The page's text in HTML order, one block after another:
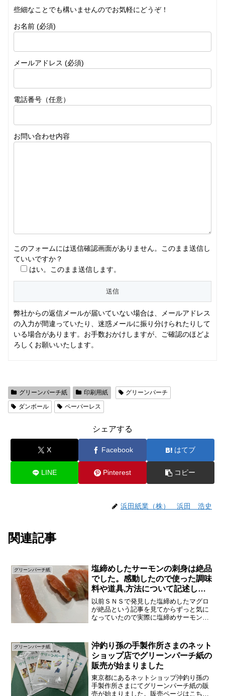
些細なことでも構いませんのでお気軽にどうぞ！
お名前 (必須)
メールアドレス (必須)
電話番号（任意）
お問い合わせ内容
このフォームには送信確認画面がありません。このまま送信し
ていいですか？
はい。このまま送信します。
弊社からの返信メールが届いていない場合は、メールアドレス
の入力が間違っていたり、迷惑メールに振り分けられたりして
いる場合があります。お手数おかけしますが、ご確認のほどよ
ろしくお願いいたします。
グリーンパーチ紙 印刷用紙
グリーンパーチ
ダンボール
ペーパーレス
シェアする
X Facebook はてブ
LINE Pinterest コピー
浜田紙業（株） 浜田 浩史
関連記事
グリーンパーチ紙
塩締めしたサーモンの刺身は絶品
でした。感動したので使った調味
料や道具,方法について記述しま
す
以前ＳＮＳで発見した塩締めしたマグロ
が絶品という記事を見てからずっと気に
なっていたので実際に塩締めサーモンを
今回はスーパーに売っているサーモンの
刺身で行ないます。〇ひと...
グリーンパーチ紙
沖釣り孫の手製作所さまのネット
ショップ店でグリーンパーチ紙の
販売が始まりました
東京都にあるネットショップ沖釣り孫の
手製作所さまにてグリーンパーチ紙の販
売が始まりました。販売ページはこちら